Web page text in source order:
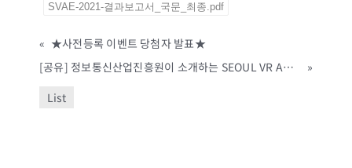
SVAE-2021-결과보고서_국문_최종.pdf
« ★사전등록 이벤트 당첨자 발표★
[공유] 정보통신산업진흥원이 소개하는 SEOUL VR AR EXPO 2021 하이라이트 영상!
»
List